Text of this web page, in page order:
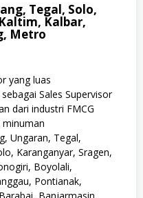
Tegal, Solo,
Kalbar,
Metro
yang luas
Sales Supervisor
dari industri FMCG
Ungaran, Tegal,
Karanganyar, Sragen,
Boyolali,
Pontianak,
Banjarmasin,